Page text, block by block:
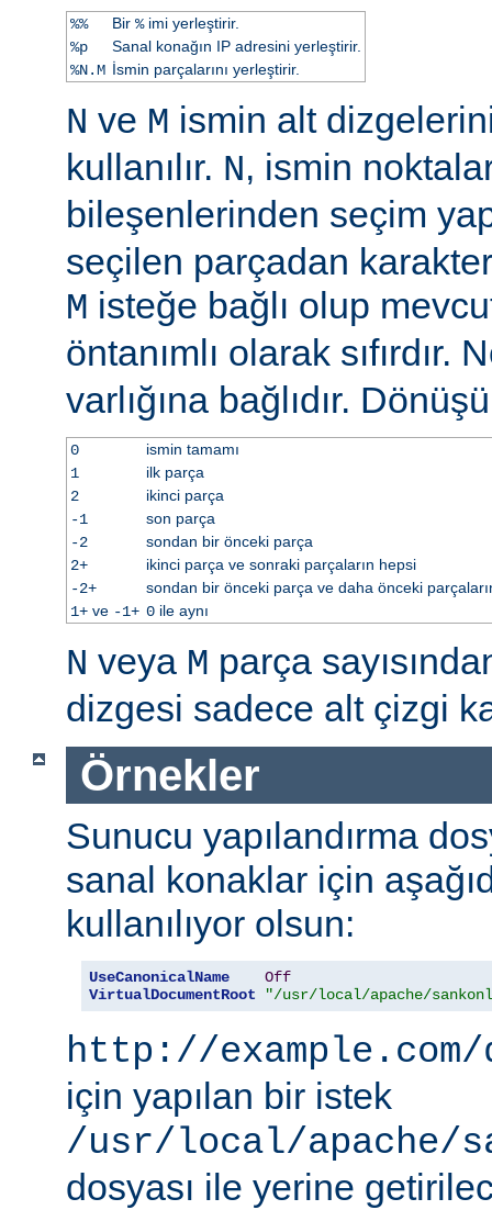
%% Bir %imi yerleştirir.
%p
Sanal konağın IP adresini yerleştirir.
%N.M İsmin parçalarını yerleştirir.
N ve M ismin alt
kullanılır. N, ismin
bileşenlerinden seçim
seçilen parçadan
M isteğe bağlı olup
öntanımlı olarak sıfırdır.
varlığına bağlıdır.
0
ismin tamamı
1
ilk parça
2
ikinci parça
-1
son parça
-2
sondan bir önceki parça
2+
ikinci parça ve sonraki parçaların hepsi
-2+
sondan bir önceki parça ve daha önceki
1+ve -1+ 0ile aynı
N veya M parça
dizgesi sadece alt çizgi
Örnekler
Sunucu yapılandırma
sanal konaklar için
kullanılıyor olsun:
UseCanonicalName
Off
VirtualDocumentRoot
"/usr/local/apache/
http://
için yapılan bir istek
/usr/local/apache/
dosyası ile yerine